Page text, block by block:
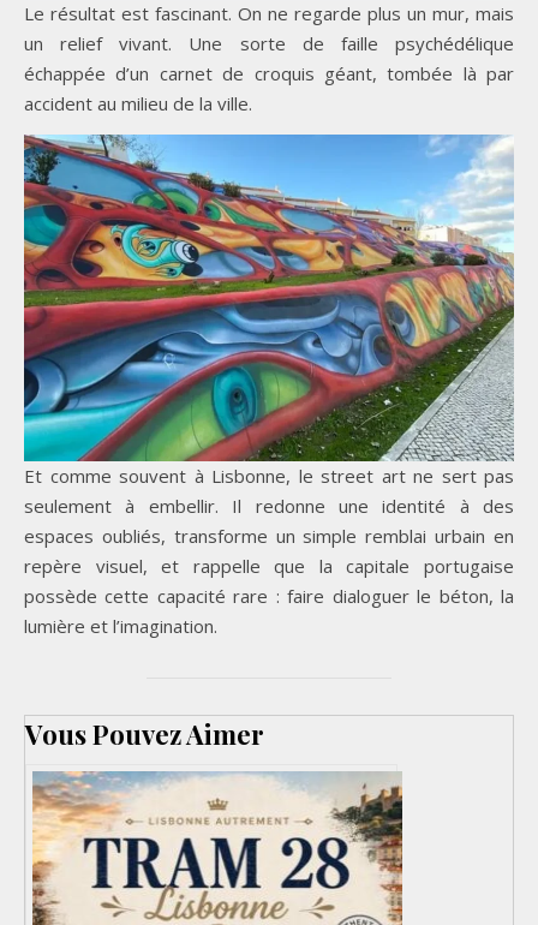
Le résultat est fascinant. On ne regarde plus un mur, mais
un relief vivant. Une sorte de faille psychédélique
échappée d’un carnet de croquis géant, tombée là par
accident au milieu de la ville.
Et comme souvent à Lisbonne, le street art ne sert pas
seulement à embellir. Il redonne une identité à des
espaces oubliés, transforme un simple remblai urbain en
repère visuel, et rappelle que la capitale portugaise
possède cette capacité rare : faire dialoguer le béton, la
lumière et l’imagination.
Vous Pouvez Aimer